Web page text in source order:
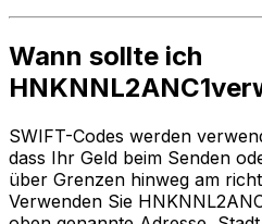
Wann sollte ich
SWIFT-Codes werden
dass Ihr Geld beim Senden
über Grenzen hinweg am
Verwenden Sie